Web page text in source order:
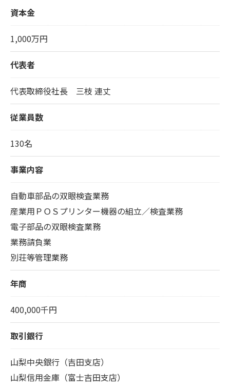
資本金
1,000万円
代表者
代表取締役社長 三枝 連丈
従業員数
130名
事業内容
自動車部品の双眼検査業務
産業用ＰＯＳプリンター機器の組立／検査業務
電子部品の双眼検査業務
業務請負業
別荘等管理業務
年商
400,000千円
取引銀行
山梨中央銀行（吉田支店）
山梨信用金庫（富士吉田支店）